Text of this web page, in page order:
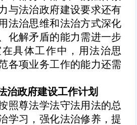
与法治政府建设要求还有
法治思维和法治方式深化
化解矛盾的能力需进一步
具体工作中，用法治思
各项业务工作的能力还需
治政府建设工作计划
尊法学法守法用法的总
学习，强化法治修养，提